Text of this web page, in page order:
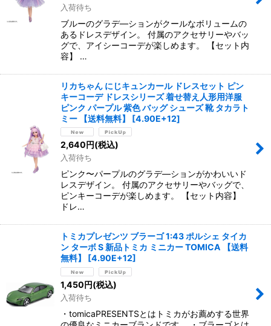
入荷待ち
ブルーのグラデ―ションがクールなボリュームの
あるドレスデザイン。 付属のアクセサリーやバッ
グで、アイシーコーデが楽しめます。 【セット内
容】 …
リカちゃん にじキュンカール ドレスセット ピン
キーコーデ ドレスシリーズ 着せ替え人形用洋服
ピンク パープル 紫色 バッグ シューズ 靴 タカラト
ミー 【送料無料】
[4.90E+12]
2,640円(税込)
入荷待ち
ピンク〜パープルのグラデ―ションがかわいいド
レスデザイン。 付属のアクセサリーやバッグで、
ピンキーコーデが楽しめます。 【セット内容】
ドレ…
トミカプレゼンツ ブラーゴ 1:43 ポルシェ タイカ
ン ターボ S 新品トミカ ミニカー TOMICA 【送料
無料】
[4.90E+12]
1,450円(税込)
入荷待ち
・tomicaPRESENTSとはトミカがお薦めする世界